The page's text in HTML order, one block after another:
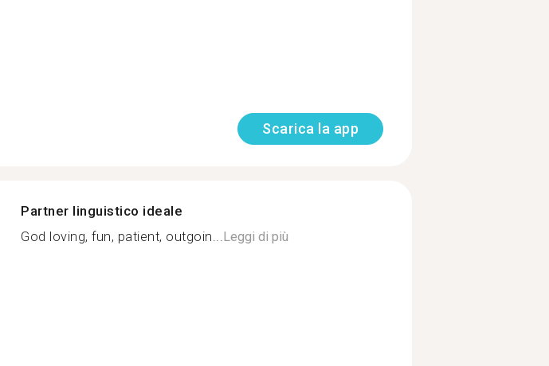
Scarica la app
Partner linguistico ideale
God loving, fun, patient, outgoin...Leggi di più